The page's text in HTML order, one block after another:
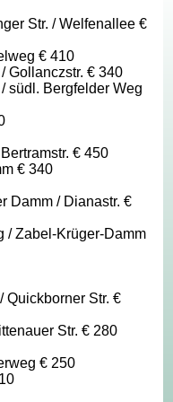
Str. / Welfenallee €
€ 410
Gollanczstr. € 340
südl. Bergfelder Weg
€ 450
€ 340
Damm / Dianastr. €
/ Zabel-Krüger-Damm
Quickborner Str. €
Str. € 280
€ 250